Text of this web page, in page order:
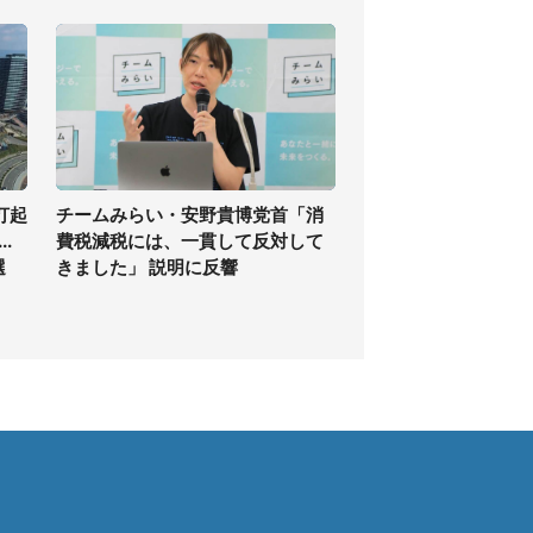
起
チームみらい・安野貴博党首「消
費税減税には、一貫して反対して
きました」 説明に反響